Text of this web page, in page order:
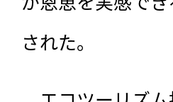
された。